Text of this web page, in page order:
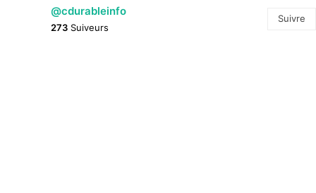
@cdurableinfo
273 Suiveurs
Suivre